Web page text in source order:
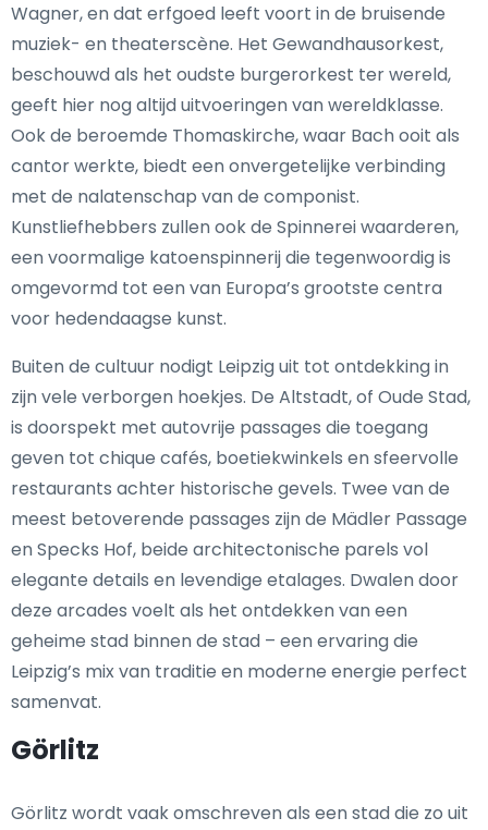
Wagner, en dat erfgoed leeft voort in de bruisende
muziek- en theaterscène. Het Gewandhausorkest,
beschouwd als het oudste burgerorkest ter wereld,
geeft hier nog altijd uitvoeringen van wereldklasse.
Ook de beroemde Thomaskirche, waar Bach ooit als
cantor werkte, biedt een onvergetelijke verbinding
met de nalatenschap van de componist.
Kunstliefhebbers zullen ook de Spinnerei waarderen,
een voormalige katoenspinnerij die tegenwoordig is
omgevormd tot een van Europa’s grootste centra
voor hedendaagse kunst.
Buiten de cultuur nodigt Leipzig uit tot ontdekking in
zijn vele verborgen hoekjes. De Altstadt, of Oude Stad,
is doorspekt met autovrije passages die toegang
geven tot chique cafés, boetiekwinkels en sfeervolle
restaurants achter historische gevels. Twee van de
meest betoverende passages zijn de Mädler Passage
en Specks Hof, beide architectonische parels vol
elegante details en levendige etalages. Dwalen door
deze arcades voelt als het ontdekken van een
geheime stad binnen de stad – een ervaring die
Leipzig’s mix van traditie en moderne energie perfect
samenvat.
Görlitz
Görlitz wordt vaak omschreven als een stad die zo uit